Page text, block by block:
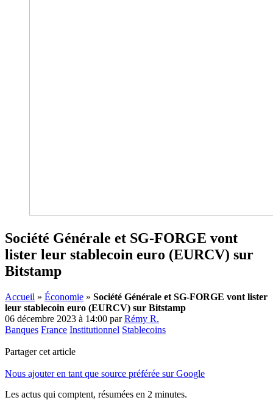
Société Générale et SG-FORGE vont
lister leur stablecoin euro (EURCV) sur
Bitstamp
Accueil » Économie » Société Générale et SG-FORGE vont lister
leur stablecoin euro (EURCV) sur Bitstamp
06 décembre 2023 à 14:00 parRémy R.
Banques France Institutionnel Stablecoins
Partager cet article
Nous ajouter en tant que source préférée sur Google
Les actus qui comptent, résumées en 2 minutes.